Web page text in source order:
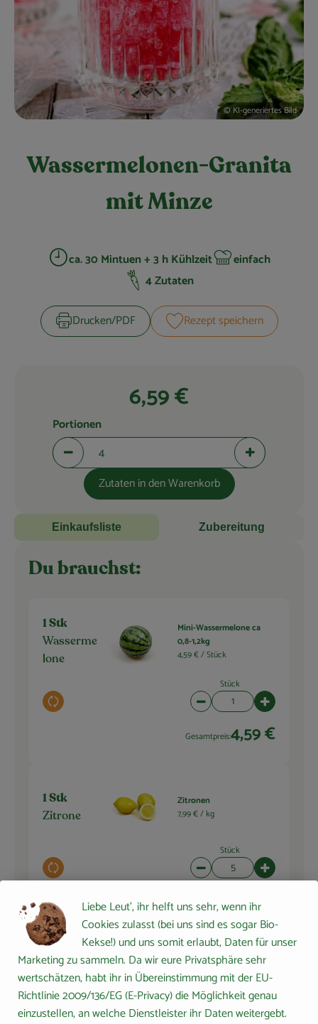
Obst & Gemüse
Kühltheke
Bäckerei
Vorratskammer
Kosmetik
Haus, Garten & Co.
So geht’s
Blog
© KI-generiertes Bild
Wassermelonen-Granita
mit Minze
Zubreitungszeit:
ca. 30 Mintuen + 3 h KühlzeitSchwierigkeit:
einfach
4 Zutaten
Drucken​/​PDF Rezept speichern
6,59 €
Portionen verringern (aktuell 4 Portionen ausgewählt)
Portionen
Portionen
Zutaten in den Warenkorb
Einkaufsliste Zubereitung
Du brauchst:
1 Stk
Wasserme
lone
Auswahl ändern
Mini-Wassermelone ca
0,8-1,2kg
4,59 € /Stück
Stück
Artikelanzahl verringern
Gesamtpreis:4,59 €
1 Stk
Zitrone
Auswahl ändern
Zitronen
7,99 € / kg
Stück
Artikelanzahl verringern
Gesamtpreis:ca. 2,00 €
Du hast sicher:
Liebe Leut', ihr helft uns sehr, wenn ihr
Cookies zulasst (bei uns sind es sogar Bio-
Kekse!) und uns somit erlaubt, Daten für unser
Marketing zu sammeln. Da wir eure Privatsphäre sehr
wertschätzen, habt ihr in Übereinstimmung mit der EU-
Richtlinie 2009/136/EG (E-Privacy) die Möglichkeit genau
einzustellen, an welche Dienstleister ihr Daten weitergebt.